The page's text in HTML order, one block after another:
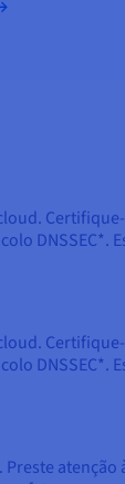
DNSSEC*.
DNSSEC*.
atenção